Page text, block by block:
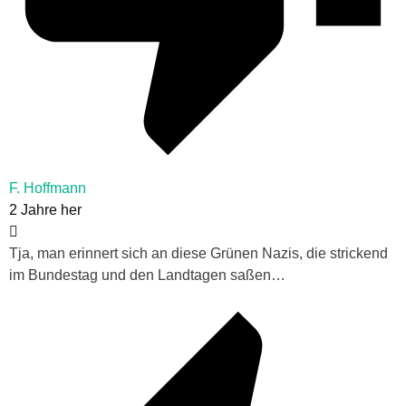
F. Hoffmann
2 Jahre her
Tja, man erinnert sich an diese Grünen Nazis, die strickend
im Bundestag und den Landtagen saßen…